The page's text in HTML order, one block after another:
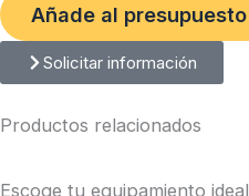
Añade al presupuesto
Solicitar información
Productos relacionados
Escoge tu equipamiento ideal